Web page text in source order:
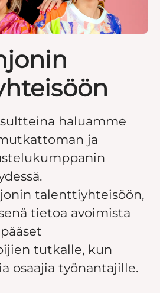
haluamme
ja
talenttiyhteisöön,
tietoa avoimista
tutkalle, kun
osaajia työnantajille.